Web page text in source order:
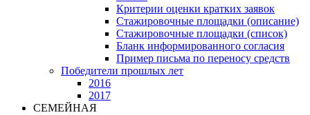
Критерии оценки кратких заявок
Стажировочные площадки (описание)
Стажировочные площадки (список)
Бланк информированного согласия
Пример письма по переносу средств
Победители прошлых лет
2016
2017
СЕМЕЙНАЯ